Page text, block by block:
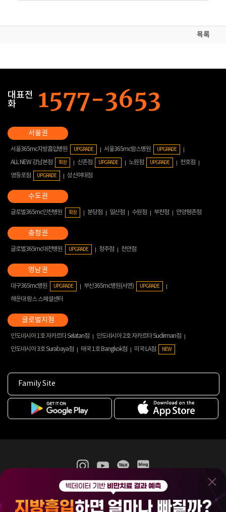
목록
대표전
화
서울365mc지방흡입병원 UPGRADE 서울365mc람스병원 UPGRADE
ALL NEW 강남본점 확장 신촌점 UPGRADE 노원점 UPGRADE
천호점
영등포점
UPGRADE 성신여대점
글로벌365mc인천병원 확장 분당점 일산점 수원점 부천점 안양평촌점
글로벌365mc대전병원 UPGRADE 청주점 천안점
대구365mc병원 UPGRADE 부산365mc병원(서면) UPGRADE
해운대 람스 스페셜센터
인도네시아 1호 자카르타 Selatan점
인도네시아 2호 자카르타 Sudirman점
인도네시아 3호 Surabaya점
태국 1호 Bangkok점 미국 LA점 NEW
Family Site
365mc 병·의원 이용약관
홈페이지 이용약관
비급여진료수가